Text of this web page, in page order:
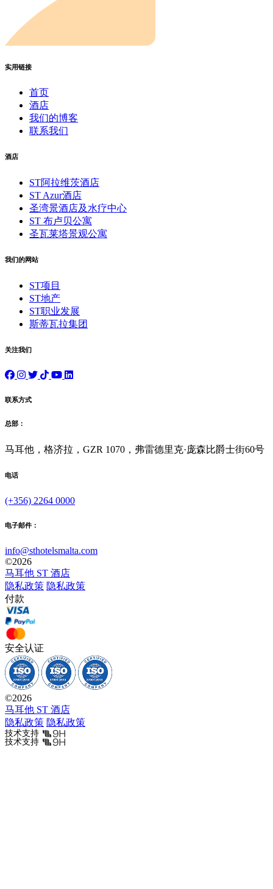
实用链接
首页
酒店
我们的博客
联系我们
酒店
ST阿拉维茨酒店
ST Azur酒店
圣湾景酒店及水疗中心
ST 布卢贝公寓
圣瓦莱塔景观公寓
我们的网站
ST项目
ST地产
ST职业发展
斯蒂瓦拉集团
关注我们
联系方式
总部：
马耳他，格济拉，GZR 1070，弗雷德里克·庞森比爵士街60号
电话
(+356) 2264 0000
电子邮件：
info@sthotelsmalta.com
©2026
马耳他 ST 酒店
隐私政策 隐私政策
付款
安全认证
©2026
马耳他 ST 酒店
隐私政策 隐私政策
技术支持
技术支持